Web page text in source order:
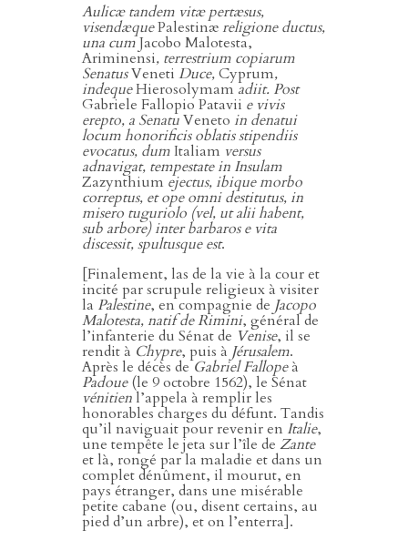
Aulicæ tandem vitæ pertæsus,
visendæquePalestinæreligione ductus,
una cumJacobo Malotesta,
Ariminensi, terrestrium copiarum
SenatusVeneti Duce,Cyprum,
indequeHierosolymam adiit. Post
Gabriele Fallopio Patavii e vivis
erepto, a SenatuVeneto in denatui
locum honorificis oblatis stipendiis
evocatus, dumItaliam versus
adnavigat, tempestate in Insulam
Zazynthium ejectus, ibique morbo
correptus, et ope omni destitutus, in
misero tuguriolo (vel, ut alii habent,
sub arbore) inter barbaros e vita
discessit, spultusque est.
[Finalement, las de la vie à la cour et
incité par scrupule religieux à visiter
la Palestine, en compagnie de Jacopo
Malotesta, natif de Rimini, général de
l’infanterie du Sénat de Venise, il se
rendit à Chypre, puis à Jérusalem.
Après le décès deGabriel Fallopeà
Padoue(le 9 octobre 1562), le Sénat
vénitienl’appela à remplir les
honorables charges du défunt. Tandis
qu’il naviguait pour revenir en Italie,
une tempête le jeta sur l’île de Zante
et là, rongé par la maladie et dans un
complet dénûment, il mourut, en
pays étranger, dans une misérable
petite cabane (ou, disent certains, au
pied d’un arbre), et on l’enterra].